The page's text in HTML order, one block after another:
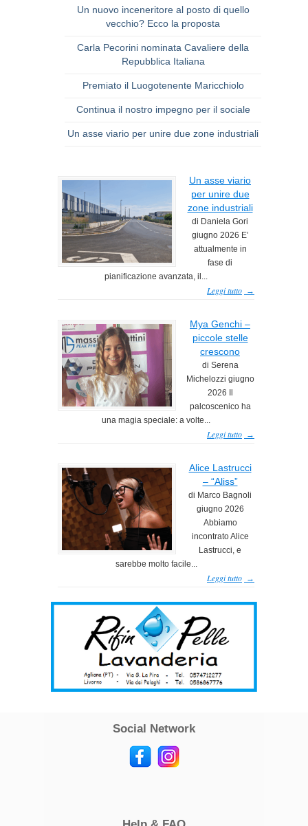
Un nuovo inceneritore al posto di quello
vecchio? Ecco la proposta
Carla Pecorini nominata Cavaliere della
Repubblica Italiana
Premiato il Luogotenente Maricchiolo
Continua il nostro impegno per il sociale
Un asse viario per unire due zone industriali
Un asse viario
per unire due
zone industriali
di Daniela Gori
giugno 2026 E’
attualmente in
fase di
pianificazione avanzata, il...
Leggi tutto →
Mya Genchi –
piccole stelle
crescono
di Serena
Michelozzi giugno
2026 Il
palcoscenico ha
una magia speciale: a volte...
Leggi tutto →
Alice Lastrucci
– “Aliss”
di Marco Bagnoli
giugno 2026
Abbiamo
incontrato Alice
Lastrucci, e
sarebbe molto facile...
Leggi tutto →
Social Network